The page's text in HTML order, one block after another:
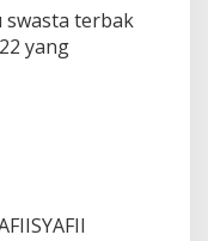
swasta terbak
yang